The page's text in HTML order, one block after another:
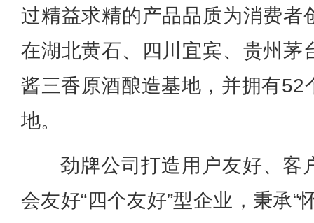
过精益求精的产品品质为消费者
在湖北黄石、四川宜宾、贵州茅
酱三香原酒酿造基地，并拥有52
地。
劲牌公司打造用户友好、客
会友好“四个友好”型企业，秉承“